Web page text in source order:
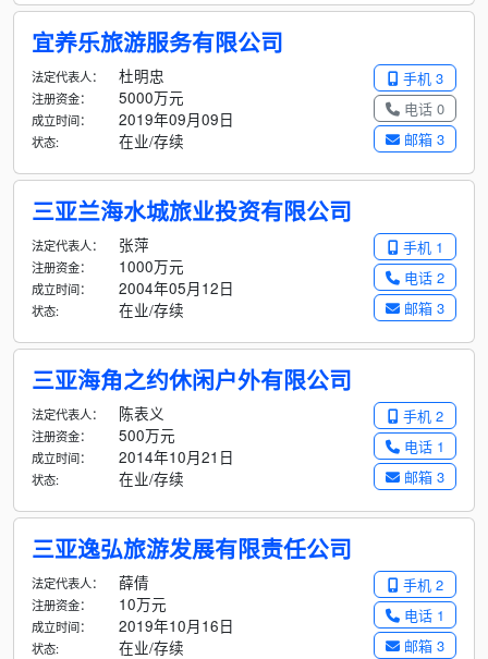
宜养乐旅游服务有限公司
手机 3
电话 0
邮箱 3
法定代表人： 杜明忠
注册资金： 5000万元
成立时间： 2019年09月09日
状态: 在业/存续
三亚兰海水城旅业投资有限公司
手机 1
电话 2
邮箱 3
法定代表人： 张萍
注册资金： 1000万元
成立时间： 2004年05月12日
状态: 在业/存续
三亚海角之约休闲户外有限公司
手机 2
电话 1
邮箱 3
法定代表人： 陈表义
注册资金： 500万元
成立时间： 2014年10月21日
状态: 在业/存续
三亚逸弘旅游发展有限责任公司
手机 2
电话 1
邮箱 3
法定代表人： 薛倩
注册资金： 10万元
成立时间： 2019年10月16日
状态: 在业/存续